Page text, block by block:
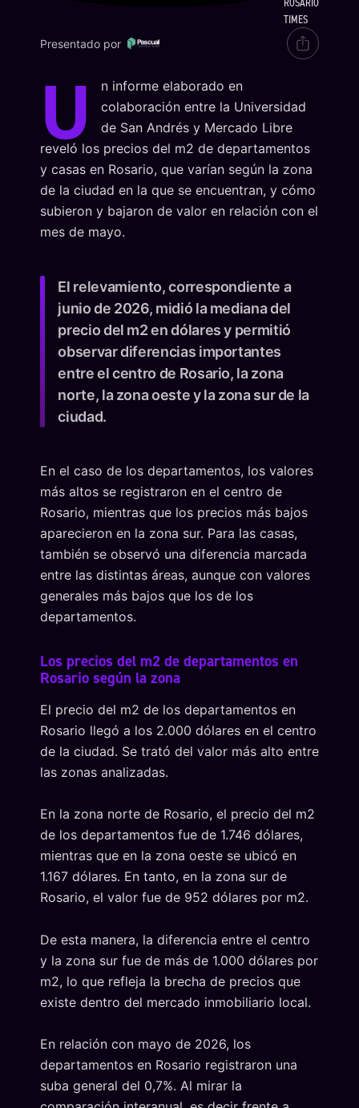
TIMES
Presentado por
U
n informe elaborado en
colaboración entre la Universidad
de San Andrés y Mercado Libre
reveló los precios del m2 de departamentos
y casas en Rosario, que varían según la zona
de la ciudad en la que se encuentran, y cómo
subieron y bajaron de valor en relación con el
mes de mayo.
El relevamiento, correspondiente a
junio de 2026, midió la mediana del
precio del m2 en dólares y permitió
observar diferencias importantes
entre el centro de Rosario, la zona
norte, la zona oeste y la zona sur de la
ciudad.
En el caso de los departamentos, los valores
más altos se registraron en el centro de
Rosario, mientras que los precios más bajos
aparecieron en la zona sur. Para las casas,
también se observó una diferencia marcada
entre las distintas áreas, aunque con valores
generales más bajos que los de los
departamentos.
Los precios del m2 de departamentos en
Rosario según la zona
El precio del m2 de los departamentos en
Rosario llegó a los 2.000 dólares en el centro
de la ciudad. Se trató del valor más alto entre
las zonas analizadas.
En la zona norte de Rosario, el precio del m2
de los departamentos fue de 1.746 dólares,
mientras que en la zona oeste se ubicó en
1.167 dólares. En tanto, en la zona sur de
Rosario, el valor fue de 952 dólares por m2.
De esta manera, la diferencia entre el centro
y la zona sur fue de más de 1.000 dólares por
m2, lo que refleja la brecha de precios que
existe dentro del mercado inmobiliario local.
En relación con mayo de 2026, los
departamentos en Rosario registraron una
suba general del 0,7%. Al mirar la